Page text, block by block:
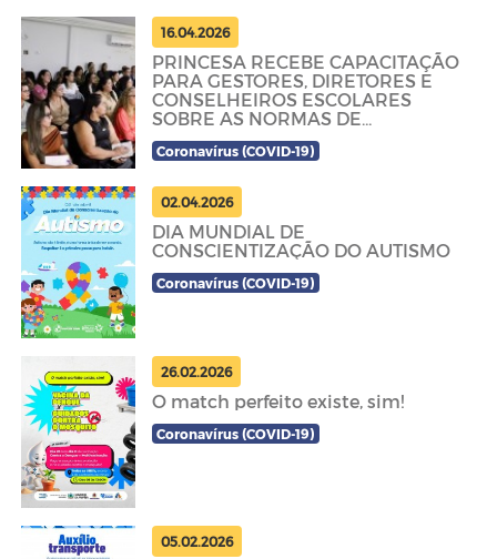
16.04.2026
PRINCESA RECEBE CAPACITAÇÃO
PARA GESTORES, DIRETORES E
CONSELHEIROS ESCOLARES
SOBRE AS NORMAS DE
EXECUÇÃO E PRESTAÇÃO DE
CONTAS DO PDDE
Coronavírus (COVID-19)
02.04.2026
DIA MUNDIAL DE
CONSCIENTIZAÇÃO DO AUTISMO
Coronavírus (COVID-19)
26.02.2026
O match perfeito existe, sim!
Coronavírus (COVID-19)
05.02.2026